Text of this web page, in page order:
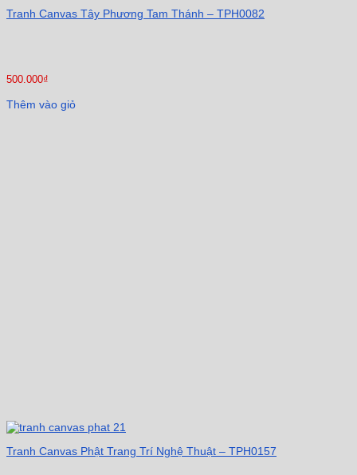
Tranh Canvas Tây Phương Tam Thánh – TPH0082
500.000₫
Thêm vào giỏ
Tranh Canvas Phật Trang Trí Nghệ Thuật – TPH0157